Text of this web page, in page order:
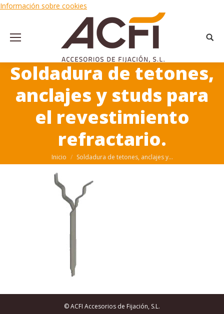
Información sobre cookies
Soldadura de tetones,
anclajes y studs para
el revestimiento
refractario.
Inicio Soldadura de tetones, anclajes y…
© ACFI Accesorios de Fijación, S.L.